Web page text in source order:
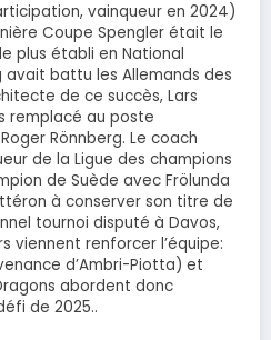
vainqueur en 2024)
Coupe Spengler était le
plus établi en National
avait battu les Allemands des
de ce succès, Lars
remplacé au poste
Rönnberg. Le coach
de la Ligue des champions
de Suède avec Frölunda
à conserver son titre de
tournoi disputé à Davos,
viennent renforcer l’équipe:
d’Ambri-Piotta) et
abordent donc
de 2025..